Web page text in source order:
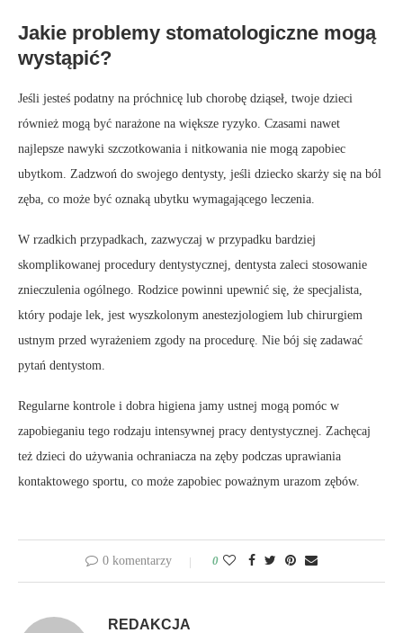
Jakie problemy stomatologiczne mogą
wystąpić?
Jeśli jesteś podatny na próchnicę lub chorobę dziąseł, twoje dzieci
również mogą być narażone na większe ryzyko. Czasami nawet
najlepsze nawyki szczotkowania i nitkowania nie mogą zapobiec
ubytkom. Zadzwoń do swojego dentysty, jeśli dziecko skarży się na ból
zęba, co może być oznaką ubytku wymagającego leczenia.
W rzadkich przypadkach, zazwyczaj w przypadku bardziej
skomplikowanej procedury dentystycznej, dentysta zaleci stosowanie
znieczulenia ogólnego. Rodzice powinni upewnić się, że specjalista,
który podaje lek, jest wyszkolonym anestezjologiem lub chirurgiem
ustnym przed wyrażeniem zgody na procedurę. Nie bój się zadawać
pytań dentystom.
Regularne kontrole i dobra higiena jamy ustnej mogą pomóc w
zapobieganiu tego rodzaju intensywnej pracy dentystycznej. Zachęcaj
też dzieci do używania ochraniacza na zęby podczas uprawiania
kontaktowego sportu, co może zapobiec poważnym urazom zębów.
0 komentarzy 0
REDAKCJA